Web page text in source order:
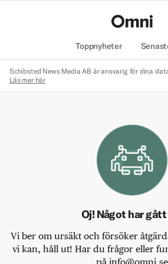
Toppnyheter
Schibsted News Media AB är ansvarig för dina
Läs mer här
Oj! Något har
Vi ber om ursäkt och försöker
vi kan, håll ut! Har du frågor eller